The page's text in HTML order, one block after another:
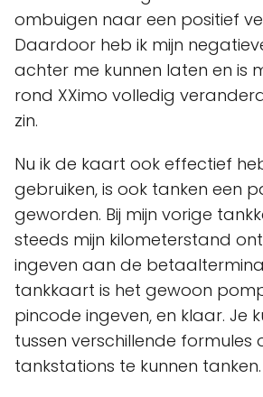
ombuigen naar een positief
Daardoor heb ik mijn
achter me kunnen laten en is
rond XXimo volledig
zin.
Nu ik de kaart ook effectief
gebruiken, is ook tanken een
geworden. Bij mijn vorige
steeds mijn kilometerstand
ingeven aan de
tankkaart is het gewoon
pincode ingeven, en klaar. Je
tussen verschillende formules
tankstations te kunnen tanken.